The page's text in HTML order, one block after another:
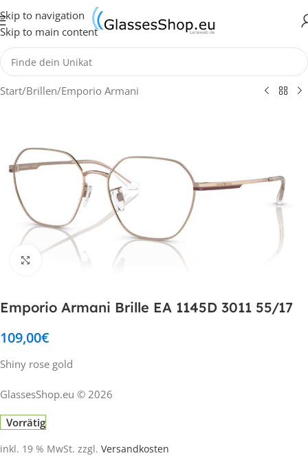
Skip to navigation
Skip to main content
Start/Brillen/Emporio Armani
Klick zum Vergrößern
Emporio Armani Brille EA 1145D 3011 55/17
109,00€
Shiny rose gold
GlassesShop.eu © 2026
Vorrätig
inkl. 19 % MwSt. zzgl. Versandkosten